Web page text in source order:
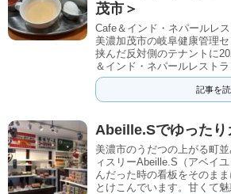
茂市＞
Cafe＆インド・ネパールレ
美濃加茂市の岐阜健康管理
挟んだ反対側のテナントに
＆インド・ネパールレスト
記事を
Abeille.Sでゆったり
美濃市のうだつの上がる町
ィスリーAbeille.S（アベイ
んだった時の看板をそのま
とけこんでいます。甘くて